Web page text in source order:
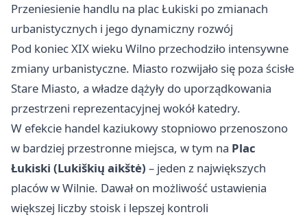
Przeniesienie handlu na plac Łukiski po zmianach
urbanistycznych i jego dynamiczny rozwój
Pod koniec XIX wieku Wilno przechodziło intensywne
zmiany urbanistyczne. Miasto rozwijało się poza ścisłe
Stare Miasto, a władze dążyły do uporządkowania
przestrzeni reprezentacyjnej wokół katedry.
W efekcie handel kaziukowy stopniowo przenoszono
w bardziej przestronne miejsca, w tym na Plac
Łukiski (Lukiškių aikštė) – jeden z największych
placów w Wilnie. Dawał on możliwość ustawienia
większej liczby stoisk i lepszej kontroli